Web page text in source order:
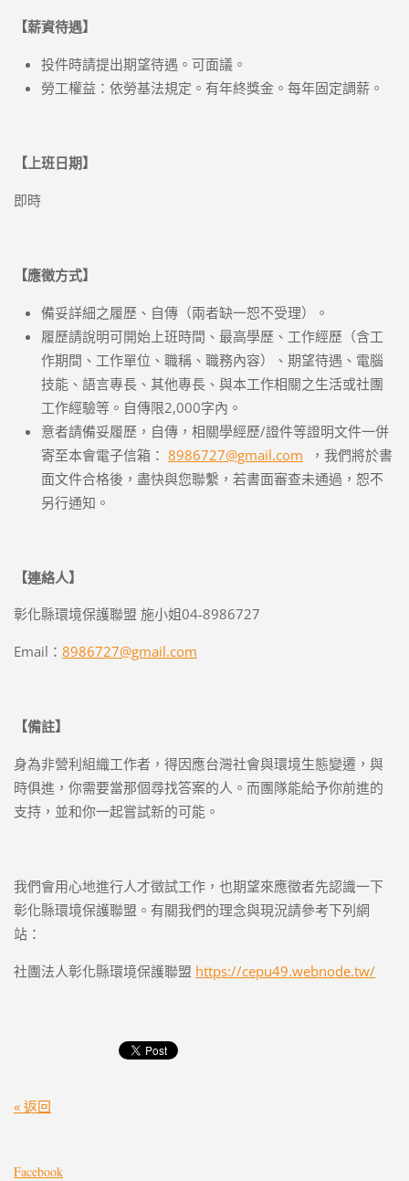
【薪資待遇】
投件時請提出期望待遇。可面議。
勞工權益：依勞基法規定。有年終獎金。每年固定調薪。
【上班日期】
即時
【應徵方式】
備妥詳細之履歷、自傳（兩者缺一恕不受理）。
履歷請說明可開始上班時間、最高學歷、工作經歷（含工
作期間、工作單位、職稱、職務內容）、期望待遇、電腦
技能、語言專長、其他專長、與本工作相關之生活或社團
工作經驗等。自傳限2,000字內。
意者請備妥履歷，自傳，相關學經歷/證件等證明文件一併
寄至本會電子信箱： 8986727@gmail.com ，我們將於書
面文件合格後，盡快與您聯繫，若書面審查未通過，恕不
另行通知。
【連絡人】
彰化縣環境保護聯盟 施小姐04-8986727
Email： 8986727@gmail.com
【備註】
身為非營利組織工作者，得因應台灣社會與環境生態變遷，與
時俱進，你需要當那個尋找答案的人。而團隊能給予你前進的
支持，並和你一起嘗試新的可能。
我們會用心地進行人才徵試工作，也期望來應徵者先認識一下
彰化縣環境保護聯盟。有關我們的理念與現況請參考下列網
站：
社團法人彰化縣環境保護聯盟 https://cepu49.webnode.tw/
« 返回
Facebook